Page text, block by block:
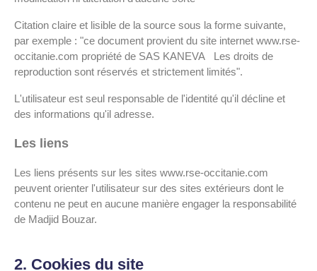
Citation claire et lisible de la source sous la forme suivante,
par exemple : "ce document provient du site internet www.rse-
occitanie.com propriété de SAS KANEVA Les droits de
reproduction sont réservés et strictement limités".
L'utilisateur est seul responsable de l'identité qu'il décline et
des informations qu'il adresse.
Les liens
Les liens présents sur les sites www.rse-occitanie.com
peuvent orienter l'utilisateur sur des sites extérieurs dont le
contenu ne peut en aucune manière engager la responsabilité
de Madjid Bouzar.
2. Cookies du site